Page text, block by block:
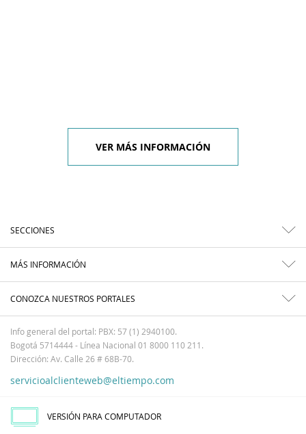
VER MÁS INFORMACIÓN
SECCIONES
MÁS INFORMACIÓN
CONOZCA NUESTROS PORTALES
Info general del portal: PBX: 57 (1) 2940100.
Bogotá 5714444 - Línea Nacional 01 8000 110 211.
Dirección: Av. Calle 26 # 68B-70.
servicioalclienteweb@eltiempo.com
VERSIÓN PARA COMPUTADOR